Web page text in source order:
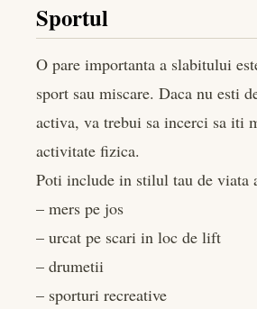
Sportul
O pare importanta a slabitului
sport sau miscare. Daca nu esti
activa, va trebui sa incerci sa iti
activitate fizica.
Poti include in stilul tau de viata
– mers pe jos
– urcat pe scari in loc de lift
– drumetii
– sporturi recreative